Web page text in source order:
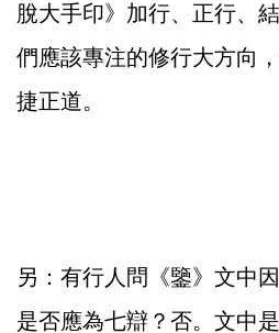
脫大手印》加行、正行、
們應該專注的修行大方向
捷正道。
另：有行人問《鑒》文中
是否應為七辯？否。文中